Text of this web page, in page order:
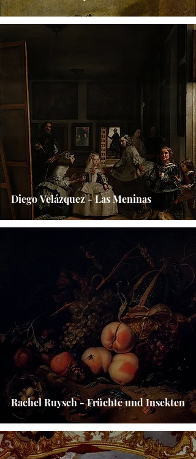
Diego Velázquez - Las Meninas
Rachel Ruysch - Früchte und Insekten